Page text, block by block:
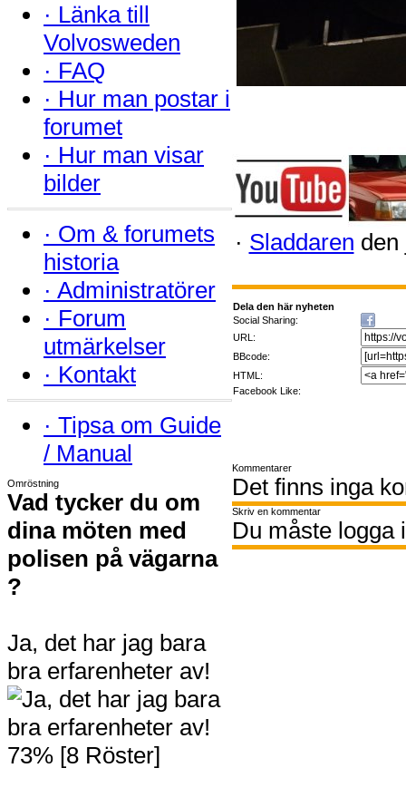
· Länka till
Volvosweden
· FAQ
· Hur man postar i
forumet
· Hur man visar
bilder
· Om & forumets
historia
· Administratörer
· Forum
utmärkelser
· Kontakt
· Tipsa om Guide
/ Manual
Omröstning
Vad tycker du om
dina möten med
polisen på vägarna
?
Ja, det har jag bara
bra erfarenheter av!
73% [8 Röster]
· Sladdaren den
Dela den här nyheten
Social Sharing:
URL:
BBcode:
HTML:
Facebook Like:
Kommentarer
Det finns inga
Skriv en kommentar
Du måste logga